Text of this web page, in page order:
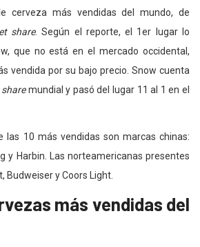
cerveza más vendidas del mundo, de
share. Según el reporte, el 1er lugar lo
que no está en el mercado occidental,
vendida por su bajo precio. Snow cuenta
mundial y pasó del lugar 11 al 1 en el
las 10 más vendidas son marcas chinas:
y Harbin. Las norteamericanas presentes
Budweiser y Coors Light.
más vendidas del